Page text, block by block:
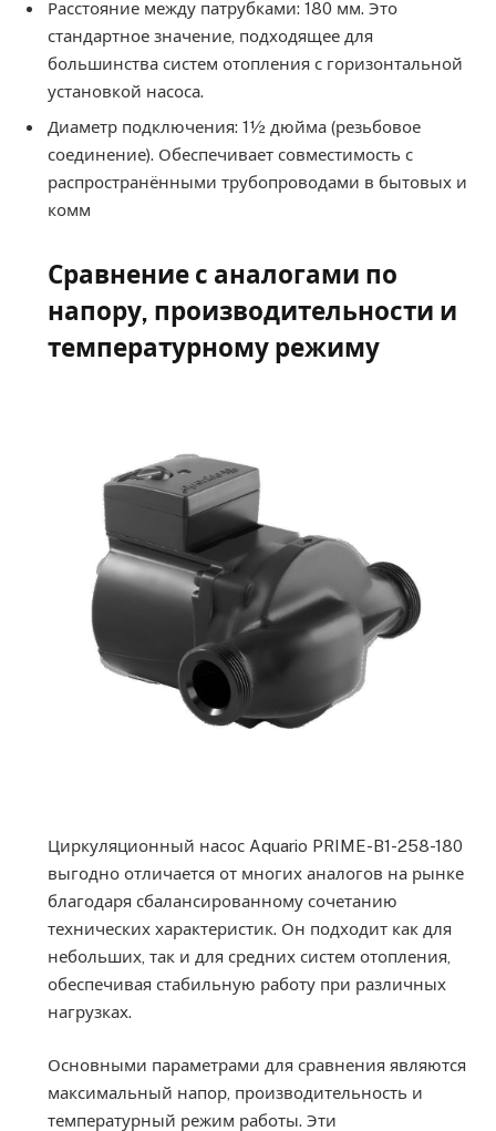
Расстояние между патрубками: 180 мм. Это
стандартное значение, подходящее для
большинства систем отопления с горизонтальной
установкой насоса.
Диаметр подключения: 1½ дюйма (резьбовое
соединение). Обеспечивает совместимость с
распространёнными трубопроводами в бытовых и
комм
Сравнение с аналогами по
напору, производительности и
температурному режиму
Циркуляционный насос Aquario PRIME-B1-258-180
выгодно отличается от многих аналогов на рынке
благодаря сбалансированному сочетанию
технических характеристик. Он подходит как для
небольших, так и для средних систем отопления,
обеспечивая стабильную работу при различных
нагрузках.
Основными параметрами для сравнения являются
максимальный напор, производительность и
температурный режим работы. Эти